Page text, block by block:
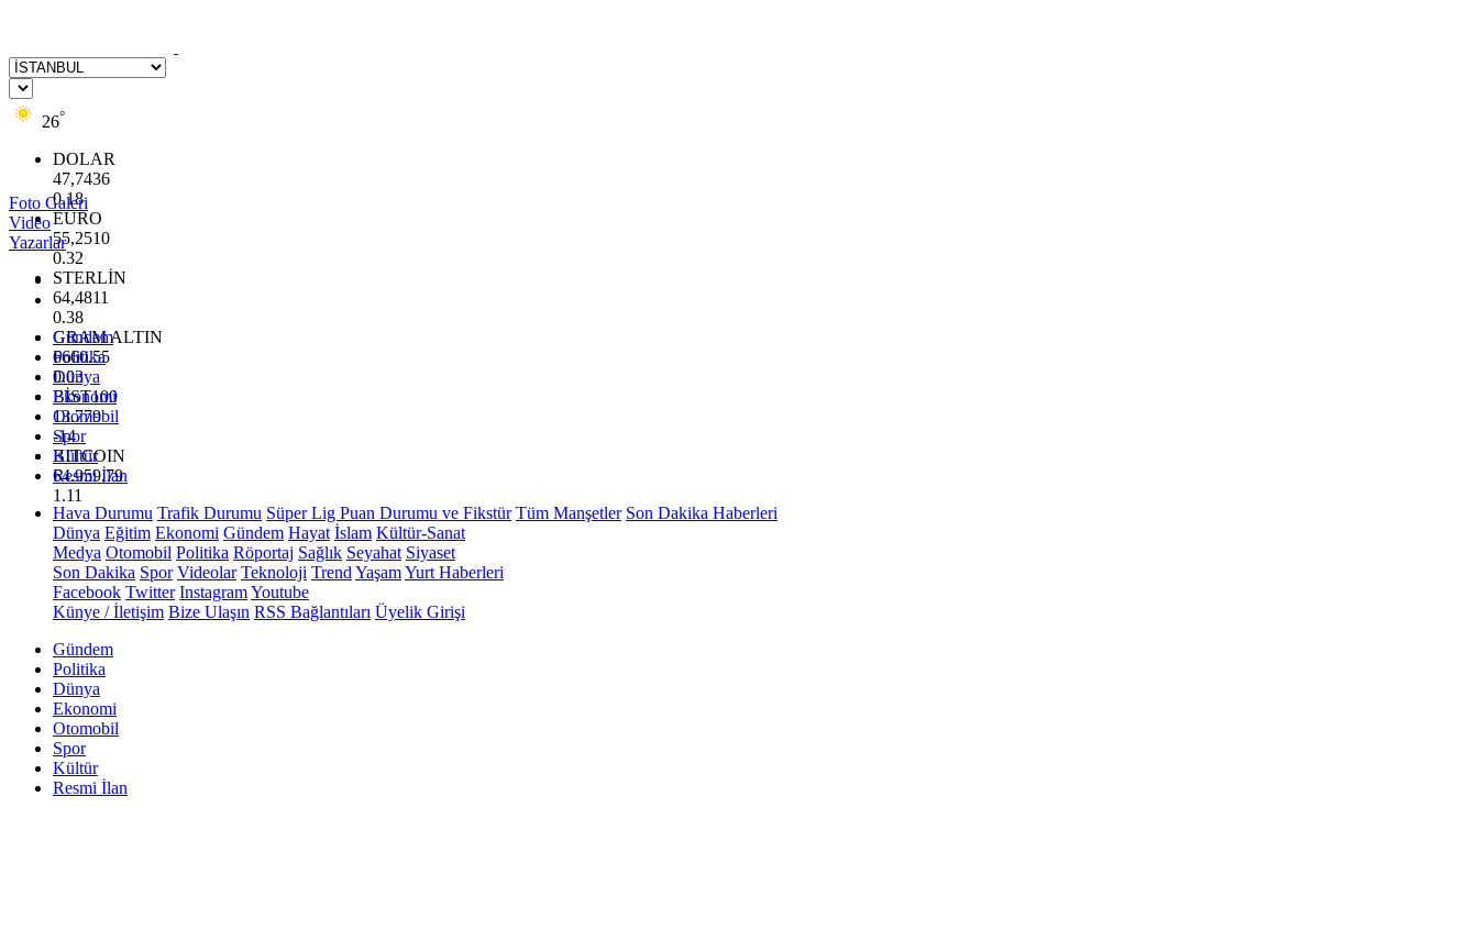
26°
DOLAR
47,7436
0.18
EURO
55,2510
0.32
STERLİN
64,4811
0.38
GRAM ALTIN
6660.55
0.03
BİST100
13.779
-14
BITCOIN
64.959,79
1.11
Foto Galeri
Video
Yazarlar
Gündem
Politika
Dünya
Ekonomi
Otomobil
Spor
Kültür
Resmi İlan
Hava Durumu Trafik Durumu Süper Lig Puan Durumu ve Fikstür Tüm Manşetler Son Dakika Haberleri
Dünya Eğitim Ekonomi Gündem Hayat İslam Kültür-Sanat
Medya Otomobil Politika Röportaj Sağlık Seyahat Siyaset
Son Dakika Spor Videolar Teknoloji Trend YaşamYurt Haberleri
Facebook Twitter InstagramYoutube
Künye / İletişim Bize Ulaşın RSS Bağlantıları Üyelik Girişi
Gündem
Politika
Dünya
Ekonomi
Otomobil
Spor
Kültür
Resmi İlan